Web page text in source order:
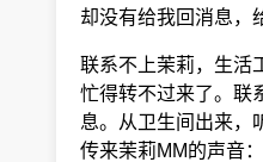
却没有给我回消息，
联系不上茉莉，生活
忙得转不过来了。联
息。从卫生间出来，
传来茉莉MM的声音